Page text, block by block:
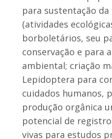
para sustentação
(atividades
borboletários, seu
conservação e para
ambiental; criação
Lepidoptera para
cuidados humanos,
produção orgânica
potencial de
vivas para estudos